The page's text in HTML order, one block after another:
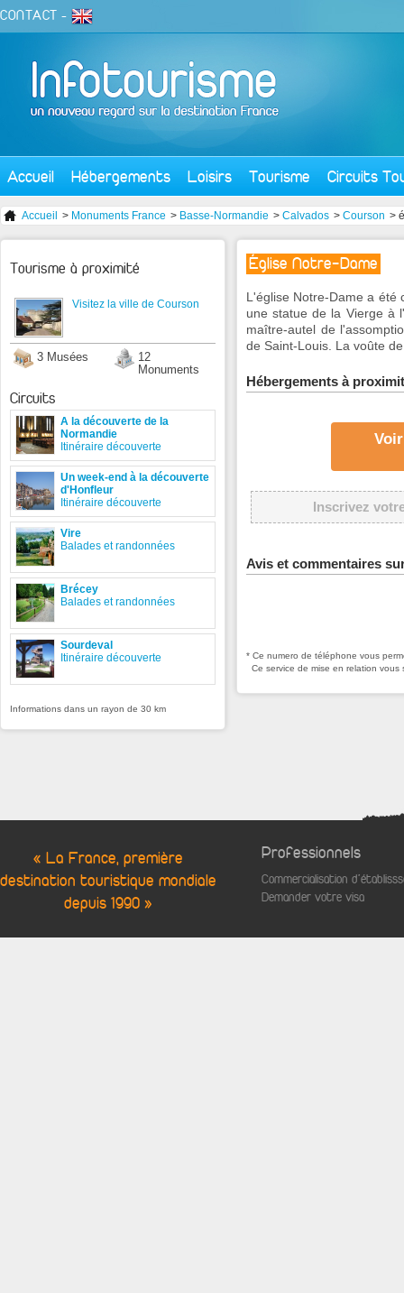
CONTACT -
Accueil Hébergements Loisirs Tourisme Circuits
Accueil > Monuments France > Basse-Normandie > Calvados > Courson >
Église Notre-Dame
L'église Notre-Dame a été
une statue de la Vierge à
maître-autel de
de Saint-Louis. La voûte
Hébergements à
Inscrivez
Avis et commentaires
* Ce numero de téléphone vous
Ce service de mise en relation
Tourisme à proximité
Visitez la ville de Courson
3 Musées
12
Monuments
Circuits
A la découverte de la
Normandie
Itinéraire découverte
Un week-end à la découverte
d'Honfleur
Itinéraire découverte
Vire
Balades et randonnées
Brécey
Balades et randonnées
Sourdeval
Itinéraire découverte
Informations dans un rayon de 30 km
« La France, première
destination touristique mondiale
depuis 1990 »
Professionnels
Commercialisation
Demander votre visa